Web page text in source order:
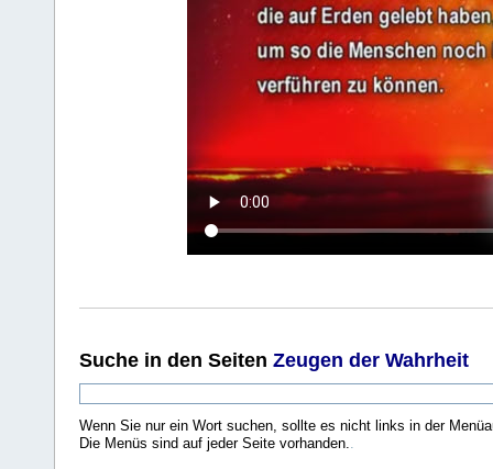
Suche in den Seiten Zeugen der Wahrheit
Wenn Sie nur ein Wort suchen, sollte es nicht links in der
Die Menüs sind auf jeder Seite vorhanden..